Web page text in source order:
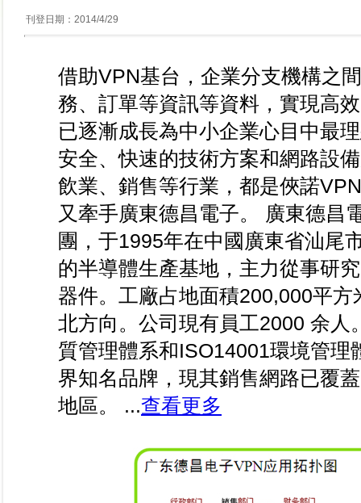
刊登日期：2014/4/29
借助VPN基台，企業分支機構之
務、訂單等資訊等資料，實現高
已逐漸成長為中小企業心目中最
安全、快速的技術方案和網路設
飲業、銷售等行業，都是俠諾
又牽手廣東德昌電子。 廣東德昌
團，于1995年在中國廣東省汕尾
的半導體生產基地，主力從事研
器件。工廠占地面積200,000平
北方向。公司現有員工2000 余
質管理體系和ISO14001環境管
界知名品牌，現其銷售網路已覆
地區。 ...查看更多